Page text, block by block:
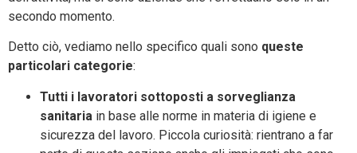
secondo momento.
Detto ciò, vediamo nello specifico quali sono queste
particolari categorie:
Tutti i lavoratori sottoposti a sorveglianza
sanitaria in base alle norme in materia di igiene e
sicurezza del lavoro. Piccola curiosità: rientrano a far